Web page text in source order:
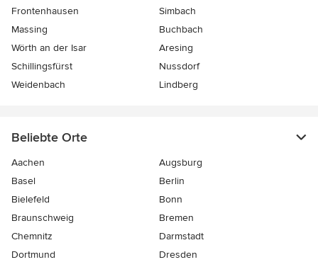
Frontenhausen
Simbach
Massing
Buchbach
Wörth an der Isar
Aresing
Schillingsfürst
Nussdorf
Weidenbach
Lindberg
Beliebte Orte
Aachen
Augsburg
Basel
Berlin
Bielefeld
Bonn
Braunschweig
Bremen
Chemnitz
Darmstadt
Dortmund
Dresden